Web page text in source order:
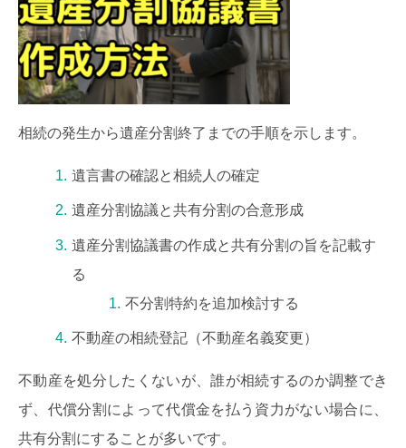
相続の発生から遺産分割終了までの手順を示します。
遺言書の確認と相続人の確定
遺産分割協議と共有分割の合意形成
遺産分割協議書の作成と共有分割の旨を記載す
る
不分割特約を追加検討する
不動産の相続登記（不動産名義変更）
不動産を処分したくないが、誰が相続するのか調整でき
ず、代償分割によって代償金を払う資力がない場合に、
共有分割にすることが多いです。